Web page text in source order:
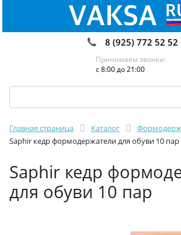
8 (925) 772 52 52
Принимаем звонки:
с 8:00 до 21:00
Главная страница Каталог
Saphir кедр формодержатели для обуви 10 пар
Saphir кедр
для обуви 10 пар